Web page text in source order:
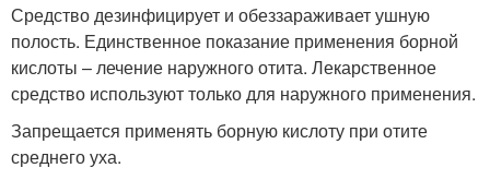
Средство дезинфицирует и обеззараживает ушную
полость. Единственное показание применения борной
кислоты – лечение наружного отита. Лекарственное
средство используют только для наружного применения.
Запрещается применять борную кислоту при отите
среднего уха.